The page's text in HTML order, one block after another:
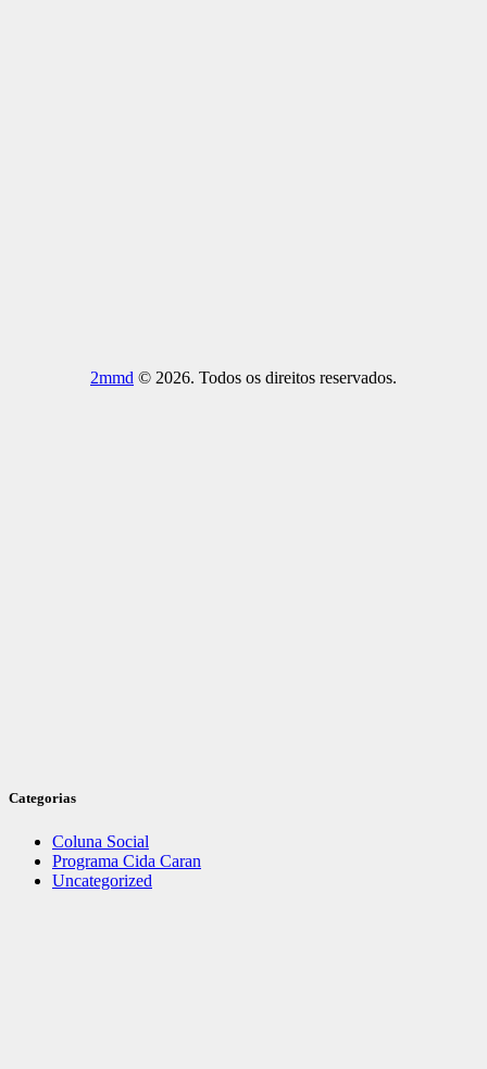
2mmd © 2026. Todos os direitos reservados.
Categorias
Coluna Social
Programa Cida Caran
Uncategorized